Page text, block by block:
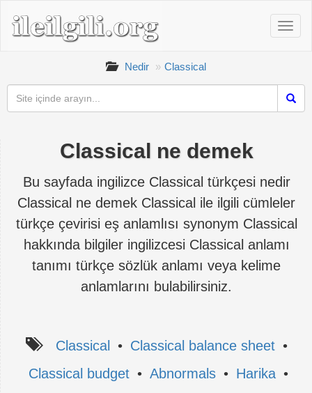
Nedir Classical
Classical ne demek
Bu sayfada ingilizce Classical türkçesi nedir
Classical ne demek Classical ile ilgili cümleler
türkçe çevirisi eş anlamlısı synonym Classical
hakkında bilgiler ingilizcesi Classical anlamı
tanımı türkçe sözlük anlamı veya kelime
anlamlarını bulabilirsiniz.
Classical • Classical balance sheet •
Classical budget • Abnormals • Harika •